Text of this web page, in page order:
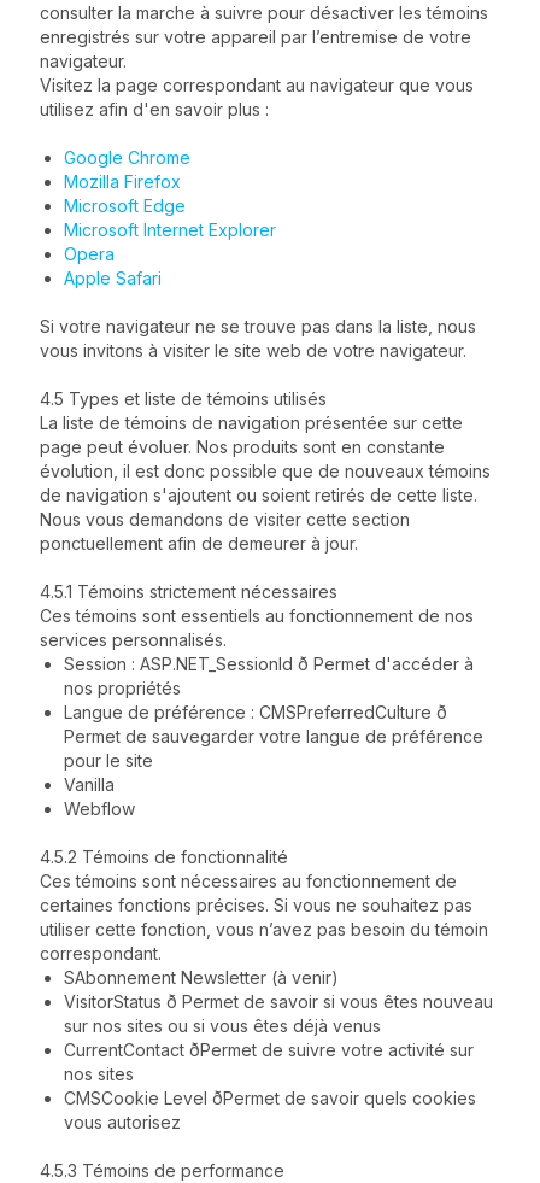
consulter la marche à suivre pour désactiver les témoins
enregistrés sur votre appareil par l’entremise de votre
navigateur.
Visitez la page correspondant au navigateur que vous
utilisez afin d'en savoir plus :
Google Chrome
Mozilla Firefox
Microsoft Edge
Microsoft Internet Explorer
Opera
Apple Safari
Si votre navigateur ne se trouve pas dans la liste, nous
vous invitons à visiter le site web de votre navigateur.
4.5 Types et liste de témoins utilisés
La liste de témoins de navigation présentée sur cette
page peut évoluer. Nos produits sont en constante
évolution, il est donc possible que de nouveaux témoins
de navigation s'ajoutent ou soient retirés de cette liste.
Nous vous demandons de visiter cette section
ponctuellement afin de demeurer à jour.
4.5.1 Témoins strictement nécessaires
Ces témoins sont essentiels au fonctionnement de nos
services personnalisés.
Session : ASP.NET_SessionId ð Permet d'accéder à
nos propriétés
Langue de préférence : CMSPreferredCulture ð
Permet de sauvegarder votre langue de préférence
pour le site
Vanilla
Webflow
4.5.2 Témoins de fonctionnalité
Ces témoins sont nécessaires au fonctionnement de
certaines fonctions précises. Si vous ne souhaitez pas
utiliser cette fonction, vous n’avez pas besoin du témoin
correspondant.
SAbonnement Newsletter (à venir)
VisitorStatus ð Permet de savoir si vous êtes nouveau
sur nos sites ou si vous êtes déjà venus
CurrentContact ðPermet de suivre votre activité sur
nos sites
CMSCookie Level ðPermet de savoir quels cookies
vous autorisez
4.5.3 Témoins de performance